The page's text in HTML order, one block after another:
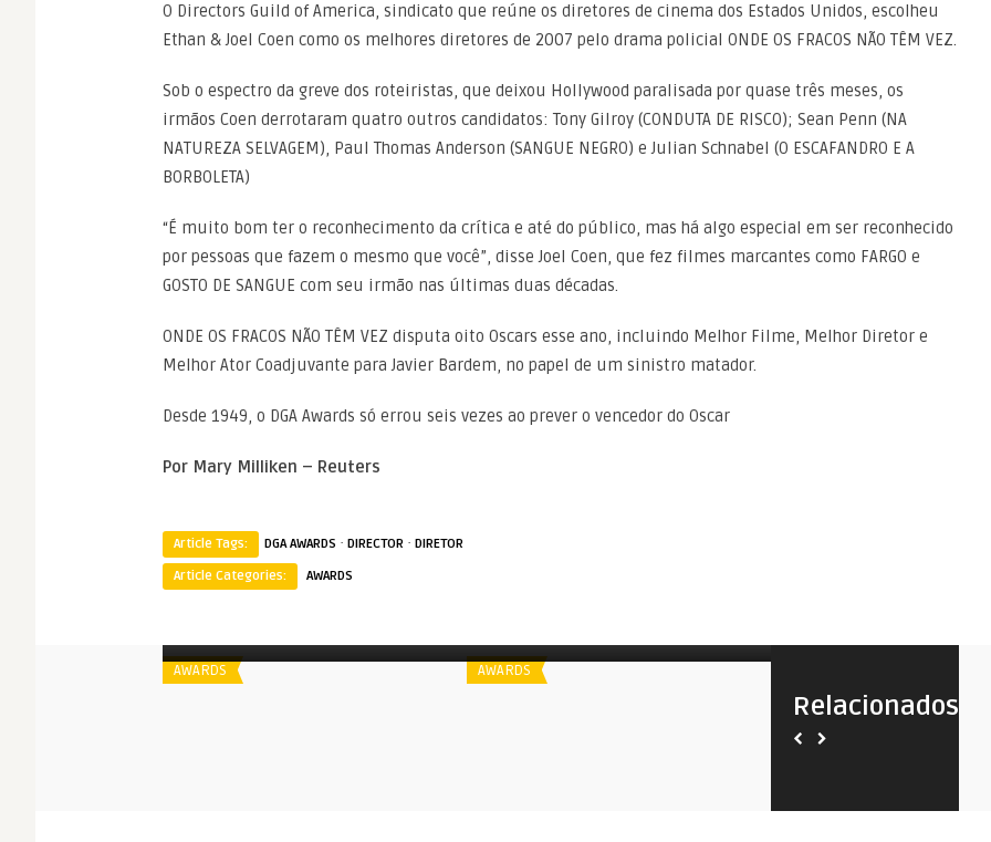
O Directors Guild of America, sindicato que reúne os diretores de cinema dos Estados Unidos, escolheu
Ethan & Joel Coen como os melhores diretores de 2007 pelo drama policial ONDE OS FRACOS NÃO TÊM VEZ.
Sob o espectro da greve dos roteiristas, que deixou Hollywood paralisada por quase três meses, os
irmãos Coen derrotaram quatro outros candidatos: Tony Gilroy (CONDUTA DE RISCO); Sean Penn (NA
NATUREZA SELVAGEM), Paul Thomas Anderson (SANGUE NEGRO) e Julian Schnabel (O ESCAFANDRO E A
BORBOLETA)
“É muito bom ter o reconhecimento da crítica e até do público, mas há algo especial em ser reconhecido
por pessoas que fazem o mesmo que você”, disse Joel Coen, que fez filmes marcantes como FARGO e
GOSTO DE SANGUE com seu irmão nas últimas duas décadas.
ONDE OS FRACOS NÃO TÊM VEZ disputa oito Oscars esse ano, incluindo Melhor Filme, Melhor Diretor e
Melhor Ator Coadjuvante para Javier Bardem, no papel de um sinistro matador.
Desde 1949, o DGA Awards só errou seis vezes ao prever o vencedor do Oscar
Por Mary Milliken – Reuters
Article Tags: DGA AWARDS · DIRECTOR · DIRETOR
Article Categories:
AWARDS
Relacionados
AWARDS AWARDS
Spoiler